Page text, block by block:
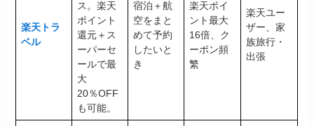
楽天トラ
ベル
ス。楽天
ポイント
還元＋ス
ーパーセ
ールで最
大
20％OFF
も可能。
宿泊＋航
空をまと
めて予約
したいと
き
楽天ポイ
ント最大
16倍、ク
ーポン頻
繁
楽天ユー
ザー、家
族旅行・
出張